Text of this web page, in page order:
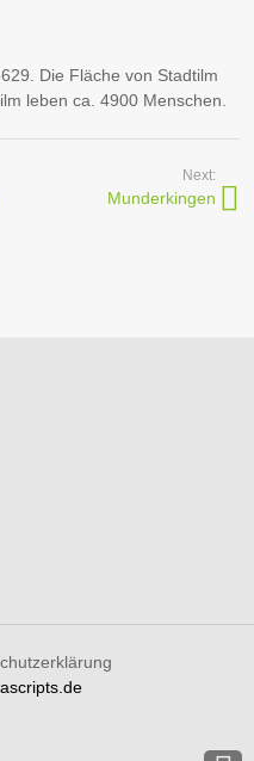
Die Fläche von Stadtilm
leben ca. 4900 Menschen.
Internetanbieter in Orten
Next:
Munderkingen